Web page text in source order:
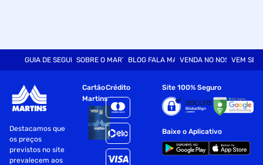
GUIA DE SEGURANÇASOBRE O MARTINSBLOG FALA MARTVENDA NO NOSSO SITE
VEM SER
Destacamos que
os preços
previstos no site
prevalecem aos
Cartão
Martins
Crédito Site 100% Seguro
Baixe o Aplicativo